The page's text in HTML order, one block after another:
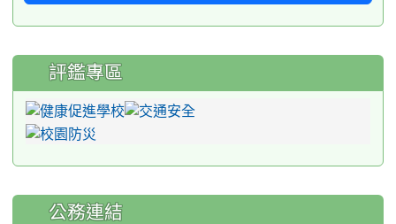
評鑑專區
公務連結